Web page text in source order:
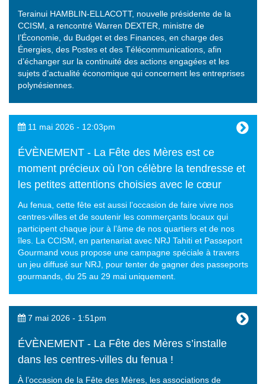
Terainui HAMBLIN-ELLACOTT, nouvelle présidente de la
CCISM, a rencontré Warren DEXTER, ministre de
l’Économie, du Budget et des Finances, en charge des
Énergies, des Postes et des Télécommunications, afin
d’échanger sur la continuité des actions engagées et les
sujets d’actualité économique qui concernent les entreprises
polynésiennes.
11 mai 2026 - 12:03pm
ÉVÈNEMENT - La Fête des Mères est ce
moment précieux où l’on célèbre la tendresse et
les petites attentions choisies avec le cœur
Au fenua, cette fête est aussi l’occasion de faire vivre nos
centres-villes et de soutenir les commerçants locaux qui
participent chaque jour à l’âme de nos quartiers et de nos
îles. La CCISM, en partenariat avec NRJ Tahiti et Passeport
Gourmand vous propose une campagne spéciale à travers
un jeu diffusé sur NRJ, pour tenter de gagner des passeports
gourmands, du 25 au 29 mai uniquement.
7 mai 2026 - 1:51pm
ÉVÈNEMENT - La Fête des Mères s’installe
dans les centres-villes du fenua !
À l’occasion de la Fête des Mères, les associations de